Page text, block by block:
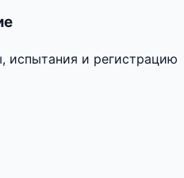
испытания и регистрацию